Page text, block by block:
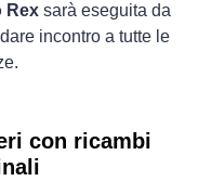
Rex sarà eseguita da
incontro a tutte le
con ricambi